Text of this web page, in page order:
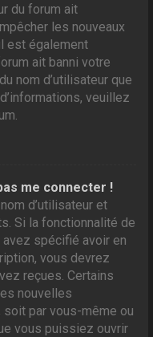
du forum ait
les nouveaux
est également
ait banni votre
nom d’utilisateur que
veuillez
me connecter !
d’utilisateur et
Si la fonctionnalité de
spécifié avoir en
vous devrez
reçues. Certains
nouvelles
par vous-même ou
vous puissiez ouvrir